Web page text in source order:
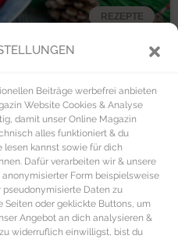
Beiträge werbefrei anbieten
Website Cookies & Analyse
damit unser Online Magazin
alles funktioniert & du
kannst sowie für dich
Dafür verarbeiten wir & unsere
Form beispielsweise
pseudonymisierte Daten zu
Seiten oder geklickte Buttons, um
Angebot an dich analysieren &
widerruflich einwilligst, bist du
REZEPTE